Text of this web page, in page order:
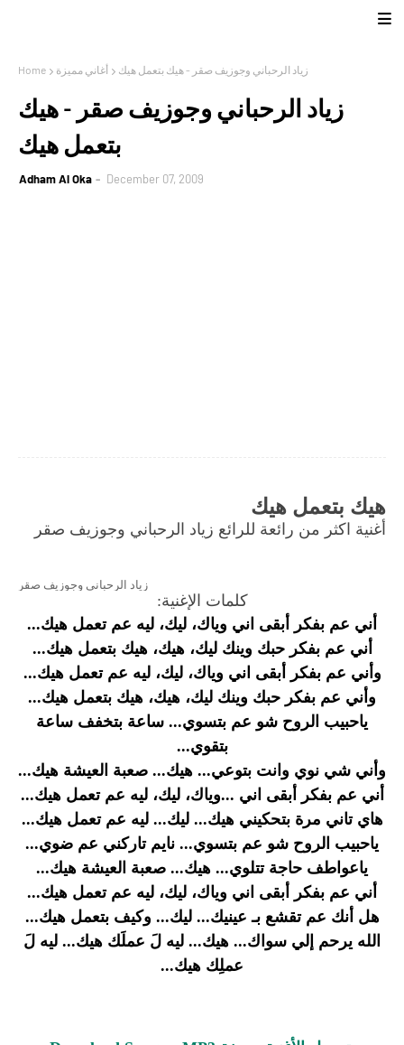
Home أغاني مميزة زياد الرحباني وجوزيف صقر - هيك بتعمل هيك
زياد الرحباني وجوزيف صقر - هيك
بتعمل هيك
Adham Al Oka December 07, 2009
هيك بتعمل هيك
أغنية اكثر من رائعة للرائع زياد الرحباني وجوزيف صقر
زياد الرحباني وجوزيف صقر
كلمات الإغنية:
أني عم بفكر أبقى اني وياك، ليك، ليه عم تعمل هيك...
أني عم بفكر حبك وينك ليك، هيك، هيك بتعمل هيك...
وأني عم بفكر أبقى اني وياك، ليك، ليه عم تعمل هيك...
وأني عم بفكر حبك وينك ليك، هيك، هيك بتعمل هيك...
ياحبيب الروح شو عم بتسوي... ساعة بتخفف ساعة
بتقوي...
وأني شي نوي وانت بتوعي... هيك... صعبة العيشة هيك...
أني عم بفكر أبقى اني ...وياك، ليك، ليه عم تعمل هيك...
هاي تاني مرة بتحكيني هيك... ليك... ليه عم تعمل هيك...
ياحبيب الروح شو عم بتسوي... نايم تاركني عم ضوي...
ياعواطف حاجة تتلوي... هيك... صعبة العيشة هيك...
أني عم بفكر أبقى اني وياك، ليك، ليه عم تعمل هيك...
هل أنك عم تقشع بـ عينيك... ليك... وكيف بتعمل هيك...
الله يرحم إلي سواك... هيك... ليه لَ عملَك هيك... ليه لَ
عملِك هيك...